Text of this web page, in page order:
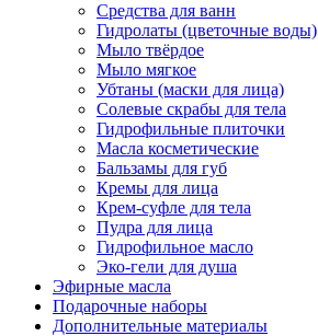
Средства для ванн
Гидролаты (цветочные воды)
Мыло твёрдое
Мыло мягкое
Убтаны (маски для лица)
Солевые скрабы для тела
Гидрофильные плиточки
Масла косметические
Бальзамы для губ
Кремы для лица
Крем-суфле для тела
Пудра для лица
Гидрофильное масло
Эко-гели для душа
Эфирные масла
Подарочные наборы
Дополнительные материалы